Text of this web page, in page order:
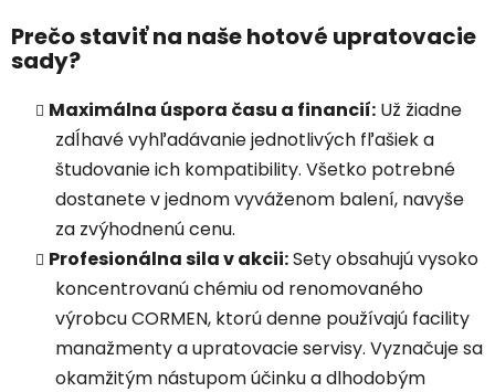
l
a
c
i
e
p
v
k
y
v
ý
p
Prečo staviť na naše hotové upratovacie
sady?
Maximálna úspora času a financií: Už žiadne
zdĺhavé vyhľadávanie jednotlivých fľašiek a
študovanie ich kompatibility. Všetko potrebné
dostanete v jednom vyváženom balení, navyše
za zvýhodnenú cenu.
Profesionálna sila v akcii:Sety obsahujú vysoko
koncentrovanú chémiu od renomovaného
výrobcu CORMEN, ktorú denne používajú facility
manažmenty a upratovacie servisy. Vyznačuje sa
okamžitým nástupom účinku a dlhodobým